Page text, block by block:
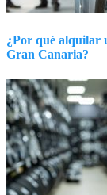
¿Por qué alquilar
Gran Canaria?